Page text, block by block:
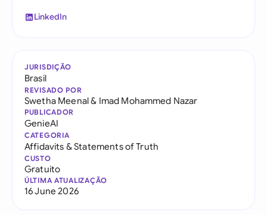
LinkedIn
JURISDIÇÃO
Brasil
REVISADO POR
Swetha Meenal& Imad Mohammed Nazar
PUBLICADOR
GenieAI
CATEGORIA
Affidavits & Statements of Truth
CUSTO
Gratuito
ÚLTIMA ATUALIZAÇÃO
16 June 2026